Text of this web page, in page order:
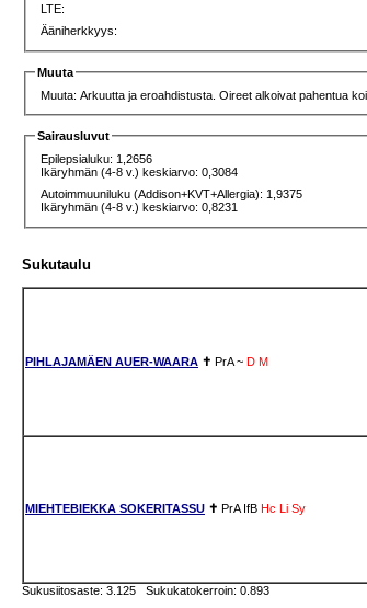
LTE:
Ääniherkkyys:
Muuta
Muuta: Arkuutta ja eroahdistusta. Oireet alkoivat pahentua
Sairausluvut
Epilepsialuku: 1,2656
Ikäryhmän (4-8 v.) keskiarvo: 0,3084
Autoimmuuniluku (Addison+KVT+Allergia): 1,9375
Ikäryhmän (4-8 v.) keskiarvo: 0,8231
Sukutaulu
PIHLAJAMÄEN AUER-WAARA ✝ PrA ~ D M
MIEHTEBIEKKA SOKERITASSU ✝ PrA IfB Hc Li Sy
Sukusiitosaste: 3.125 Sukukatokerroin: 0.893